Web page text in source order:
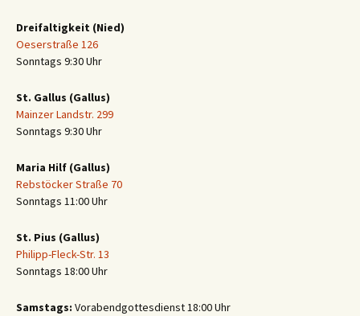
Dreifaltigkeit (Nied)
Oeserstraße 126
Sonntags 9:30 Uhr
St. Gallus (Gallus)
Mainzer Landstr. 299
Sonntags 9:30 Uhr
Maria Hilf (Gallus)
Rebstöcker Straße 70
Sonntags 11:00 Uhr
St. Pius (Gallus)
Philipp-Fleck-Str. 13
Sonntags 18:00 Uhr
Samstags: Vorabendgottesdienst 18:00 Uhr